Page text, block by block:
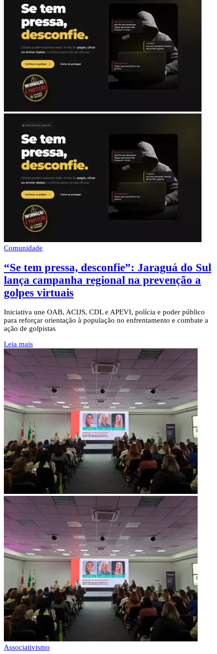
Comunidade
“Se tem pressa, desconfie”: Jaraguá do Sul
lança campanha regional na prevenção a
golpes virtuais
Iniciativa une OAB, ACIJS, CDL e APEVI, polícia e poder público
para reforçar orientação à população no enfrentamento e combate a
ação de golpistas
Leia mais
Associativismo